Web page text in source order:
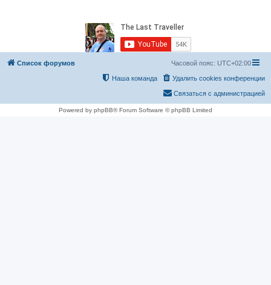
Список форумов Часовой пояс: UTC+02:00
Удалить cookies конференции
Наша команда
Связаться с администрацией
Powered by phpBB® Forum Software © phpBB Limited